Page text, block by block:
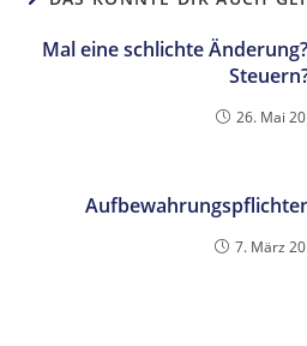
Mal eine schlichte
26. Mai
7. März